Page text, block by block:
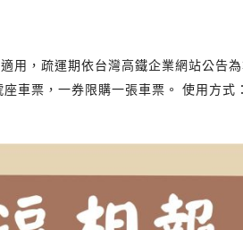
，疏運期依台灣高鐵企業網站公告
車票，一券限購一張車票。 使用方式